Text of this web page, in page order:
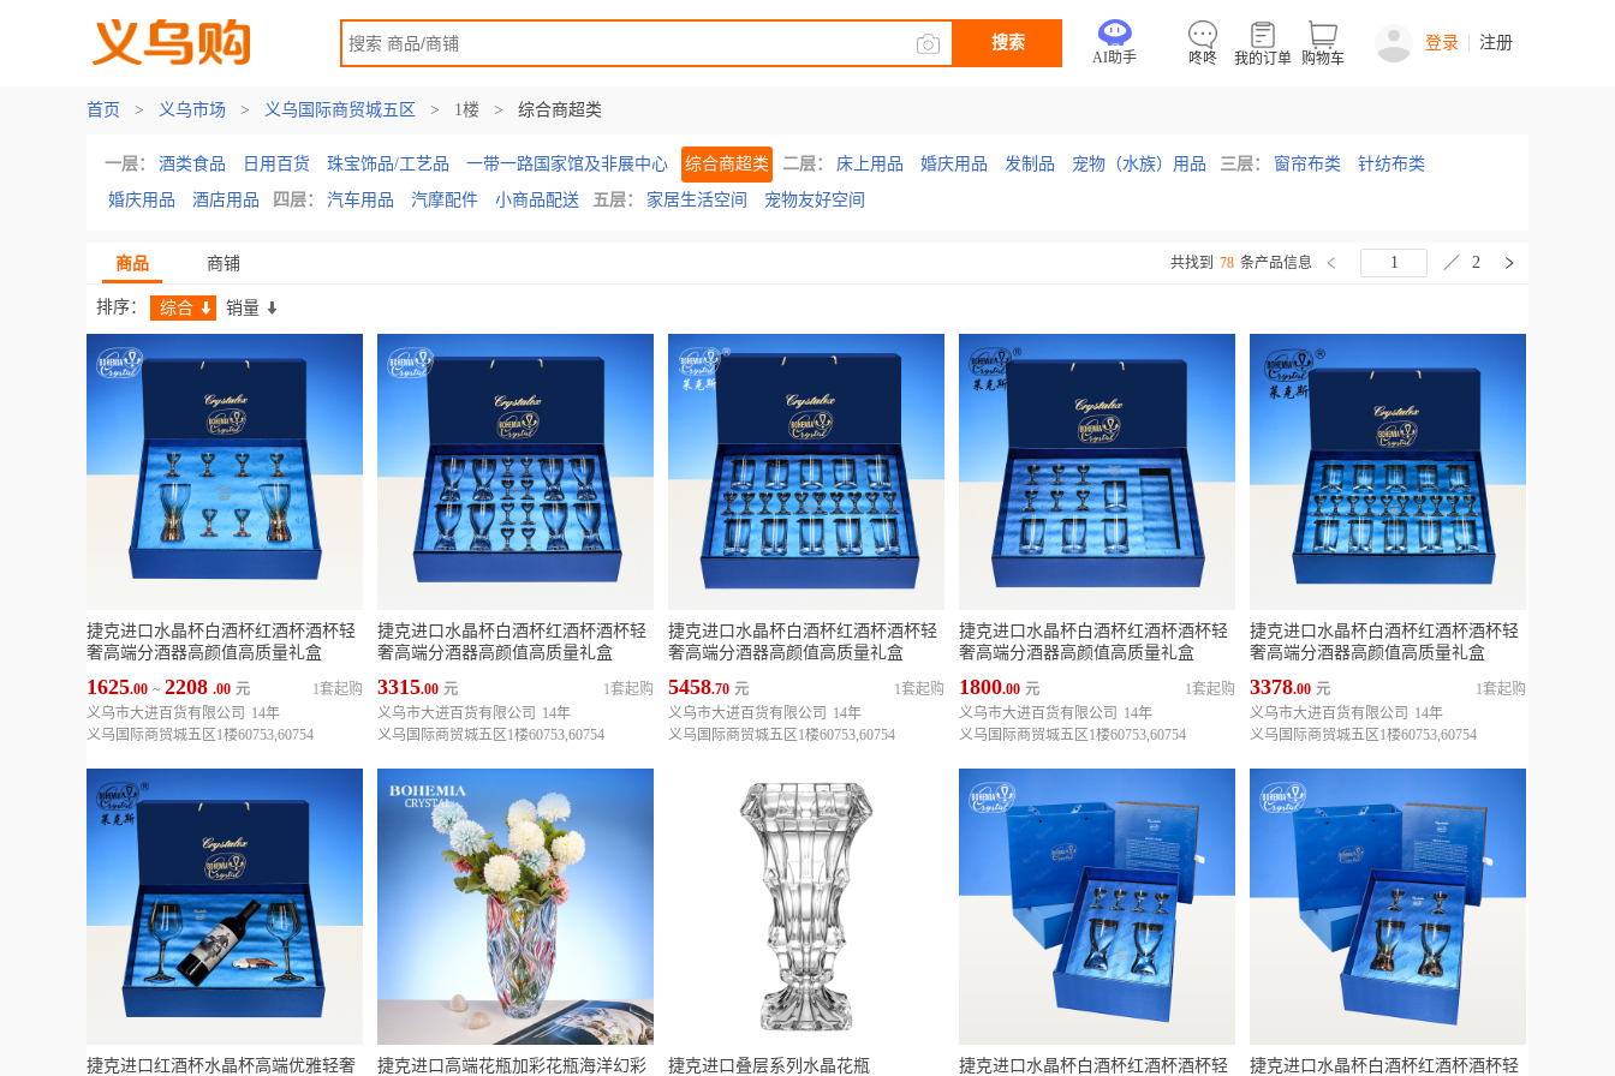
搜索
AI助手 咚咚 我的订单 购物车
登录 注册
首页 > 义乌市场 > 义乌国际商贸城五区 > 1楼 > 综合商超类
一层： 酒类食品 日用百货 珠宝饰品/工艺品 一带一路国家馆及非展中心 综合商超类 二层： 床上用品 婚庆用品 发制品 宠物（水族）用品 三层： 窗帘布类
针纺布类
婚庆用品
酒店用品 四层： 汽车用品 汽摩配件 小商品配送 五层： 家居生活空间 宠物友好空间
商品 商铺 共找到 78 条产品信息 ／ 2
排序： 综合 销量
捷克进口水晶杯白酒杯红酒杯酒杯轻
奢高端分酒器高颜值高质量礼盒
1625.00 ~ 2208 .00 元
1套起购
义乌市大进百货有限公司
14年
义乌国际商贸城五区1楼60753,60754
捷克进口水晶杯白酒杯红酒杯酒杯轻
奢高端分酒器高颜值高质量礼盒
3315.00 元
1套起购
义乌市大进百货有限公司
14年
义乌国际商贸城五区1楼60753,60754
捷克进口水晶杯白酒杯红酒杯酒杯轻
奢高端分酒器高颜值高质量礼盒
5458.70 元
1套起购
义乌市大进百货有限公司
14年
义乌国际商贸城五区1楼60753,60754
捷克进口水晶杯白酒杯红酒杯酒杯轻
奢高端分酒器高颜值高质量礼盒
1800.00 元
1套起购
义乌市大进百货有限公司
14年
义乌国际商贸城五区1楼60753,60754
捷克进口水晶杯白酒杯红酒杯酒杯轻
奢高端分酒器高颜值高质量礼盒
3378.00 元
1套起购
义乌市大进百货有限公司
14年
义乌国际商贸城五区1楼60753,60754
捷克进口红酒杯水晶杯高端优雅轻奢 捷克进口高端花瓶加彩花瓶海洋幻彩 捷克进口叠层系列水晶花瓶 捷克进口水晶杯白酒杯红酒杯酒杯轻 捷克进口水晶杯白酒杯红酒杯酒杯轻